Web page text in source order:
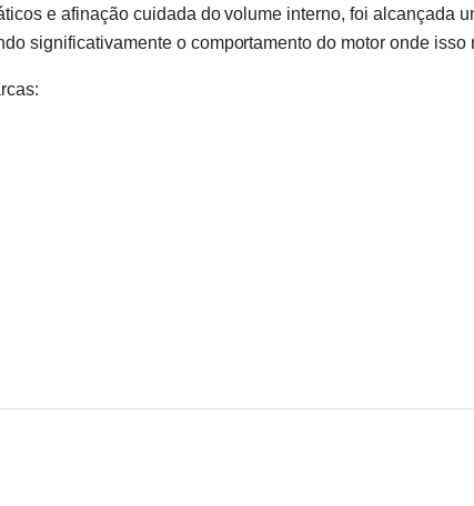
e afinação cuidada do volume interno, foi alcançada
significativamente o comportamento do motor onde isso